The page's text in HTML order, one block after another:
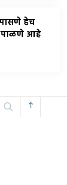
हेच
पाळणे आहे